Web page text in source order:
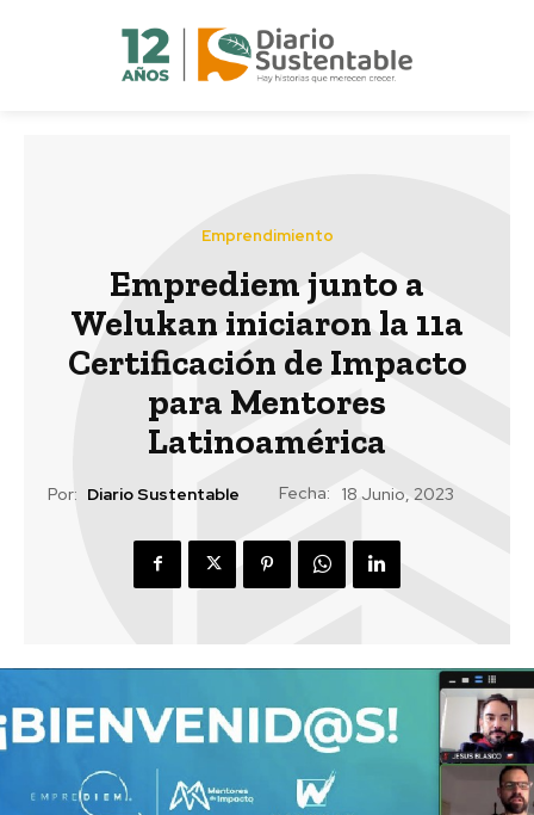
Emprendimiento
Emprediem junto a
Welukan iniciaron la 11a
Certificación de Impacto
para Mentores
Latinoamérica
Por: Diario Sustentable Fecha: 18 Junio, 2023